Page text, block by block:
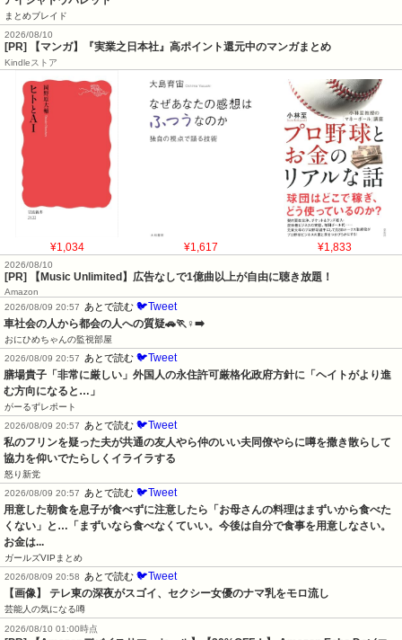
まとめブレイド
2026/08/10
[PR] 【マンガ】『実業之日本社』高ポイント還元中のマンガまとめ
Kindleストア
¥1,034 ¥1,617 ¥1,833
2026/08/10
[PR] 【Music Unlimited】広告なしで1億曲以上が自由に聴き放題！
Amazon
2026/08/09 20:57
あとで読む 🐦Tweet
車社会の人から都会の人への質疑🚗🏃♀️➡️
おにひめちゃんの監視部屋
2026/08/09 20:57
あとで読む 🐦Tweet
膳場貴子「非常に厳しい」外国人の永住許可厳格化政府方針に「ヘイトがより進
む方向になると…」
がーるずレポート
2026/08/09 20:57
あとで読む 🐦Tweet
私のフリンを疑った夫が共通の友人やら仲のいい夫同僚やらに噂を撒き散らして
協力を仰いでたらしくイライラする
怒り新党
2026/08/09 20:57
あとで読む 🐦Tweet
用意した朝食を息子が食べずに注意したら「お母さんの料理はまずいから食べた
くない」と…「まずいなら食べなくていい。今後は自分で食事を用意しなさい。
お金は...
ガールズVIPまとめ
2026/08/09 20:58
あとで読む 🐦Tweet
【画像】 テレ東の深夜がスゴイ、セクシー女優のナマ乳をモロ流し
芸能人の気になる噂
2026/08/10 01:00時点